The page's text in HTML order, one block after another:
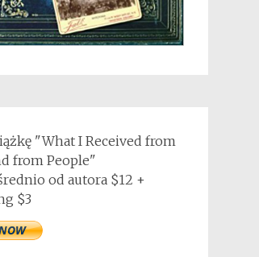
"What I Received from
from People"
od autora $12 +
$3